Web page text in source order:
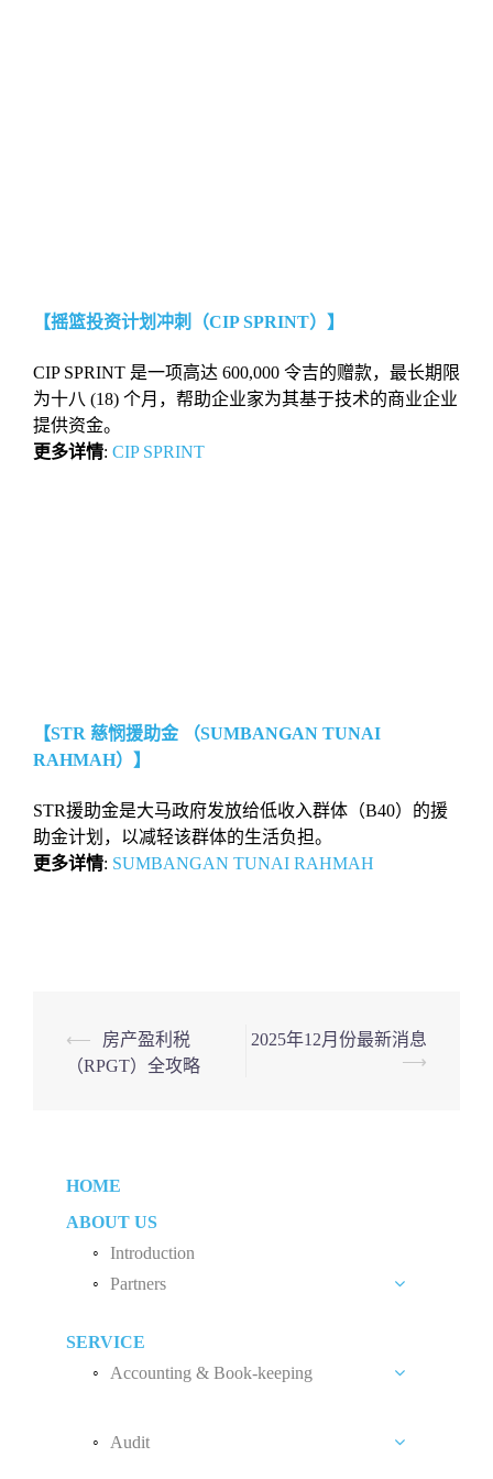
【摇篮投资计划冲刺（CIP SPRINT）】
CIP SPRINT 是⼀项⾼达 600,000 令吉的赠款，最⻓期限
为⼗⼋ (18) 个⽉，帮助企业家为其基于技术的商业企业
提供资⾦。
更多详情: CIP SPRINT
【STR 慈悯援助金 （SUMBANGAN TUNAI
RAHMAH）】
STR援助金是大马政府发放给低收入群体（B40）的援
助金计划，以减轻该群体的生活负担。
更多详情: SUMBANGAN TUNAI RAHMAH
Post
navigation
⟵
房产盈利税
（RPGT）全攻略
2025年12月份最新消息
⟶
HOME
ABOUT US
Introduction
Partners
SERVICE
Accounting & Book-keeping
Accounting Software
Audit